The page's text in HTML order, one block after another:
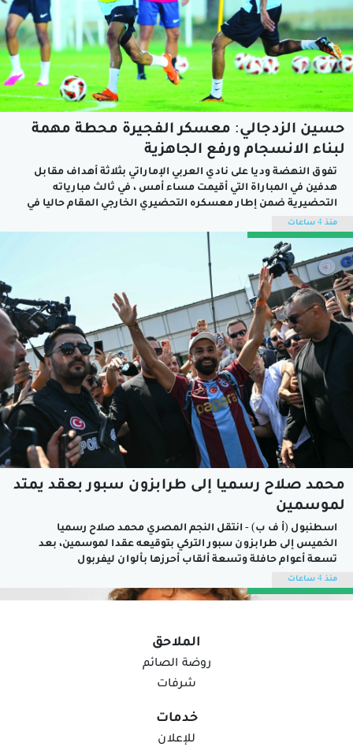
حسين الزدجالي: معسكر الفجيرة محطة مهمة
لبناء الانسجام ورفع الجاهزية
تفوق النهضة وديا على نادي العربي الإماراتي بثلاثة أهداف مقابل
هدفين في المباراة التي أقيمت مساء أمس ، في ثالث مبارياته
التحضيرية ضمن إطار معسكره التحضيري الخارجي المقام حاليا في
إمارة الفجيرة بدولة الإمارات العربية المتحدة الشقيقة ، والذي يدخل
بالتزامن مع برنامج إعداد الفريق للموسم الكروي الجديد 2026 /...
منذ 4 ساعات
محمد صلاح رسميا إلى طرابزون سبور بعقد يمتد
لموسمين
اسطنبول (أ ف ب) - انتقل النجم المصري محمد صلاح رسميا
الخميس إلى طرابزون سبور التركي بتوقيعه عقدا لموسمين، بعد
تسعة أعوام حافلة وتسعة ألقاب أحرزها بألوان ليفربول
الإنجليزي.وأعلن طرابزون سبور الذي سيخوض في أواخر الشهر
منذ 4 ساعات
الملاحق
روضة الصائم
شرفات
خدمات
للإعلان